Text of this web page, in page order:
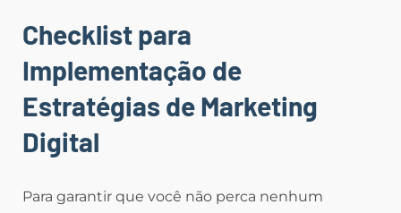
Checklist para
Implementação de
Estratégias de Marketing
Digital
Para garantir que você não perca nenhum